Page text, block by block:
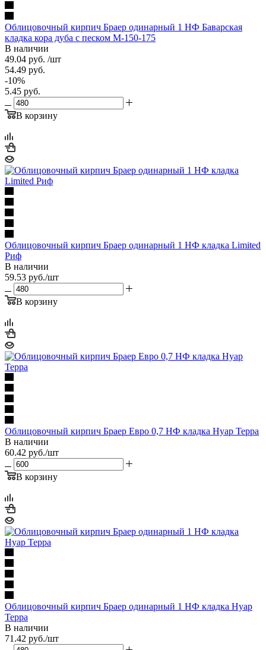
Облицовочный кирпич Браер одинарный 1 НФ Баварская
кладка кора дуба с песком М-150-175
В наличии
49.04 руб. /шт
54.49 руб.
-10%
5.45 руб.
В корзину
Облицовочный кирпич Браер одинарный 1 НФ кладка Limited
Риф
В наличии
59.53 руб./шт
В корзину
Облицовочный кирпич Браер Евро 0,7 НФ кладка Нуар Терра
В наличии
60.42 руб./шт
В корзину
Облицовочный кирпич Браер одинарный 1 НФ кладка Нуар
Терра
В наличии
71.42 руб./шт